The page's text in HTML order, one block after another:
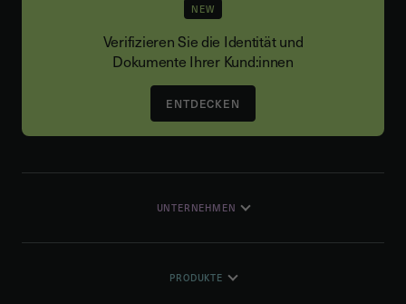
NEW
Verifizieren Sie die Identität und
Dokumente Ihrer Kund:innen
ENTDECKEN
UNTERNEHMEN
PRODUKTE